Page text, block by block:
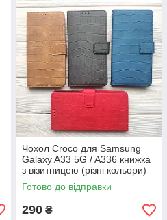
Чохол Croco для Samsung
Galaxy A33 5G / A336 книжка
з візитницею (різні кольори)
Готово до відправки
290 ₴